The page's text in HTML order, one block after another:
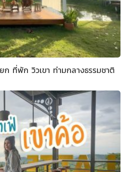
ที่พัก วิวเขา ท่ามกลางธรรมชาติ